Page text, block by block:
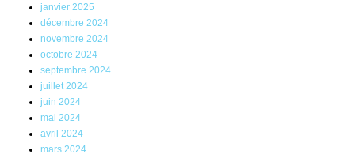
janvier 2025
décembre 2024
novembre 2024
octobre 2024
septembre 2024
juillet 2024
juin 2024
mai 2024
avril 2024
mars 2024